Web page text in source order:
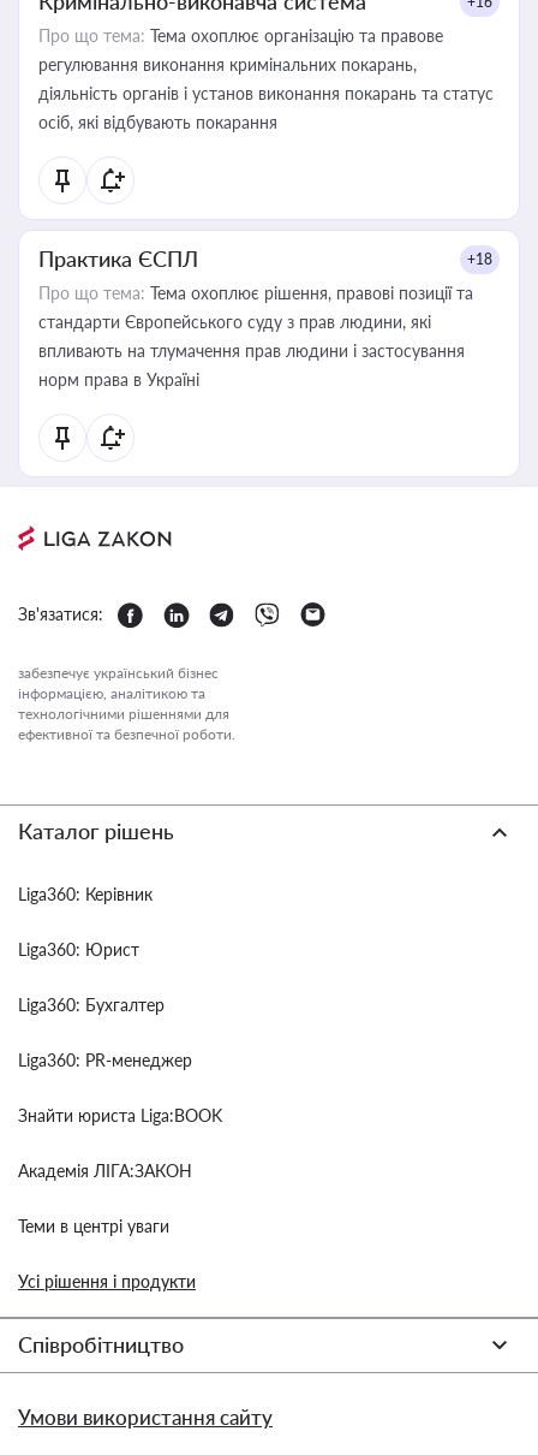
Про що тема: Тема охоплює організацію та правове
регулювання виконання кримінальних покарань,
діяльність органів і установ виконання покарань та статус
осіб, які відбувають покарання
Практика ЄСПЛ +18
Про що тема: Тема охоплює рішення, правові позиції та
стандарти Європейського суду з прав людини, які
впливають на тлумачення прав людини і застосування
норм права в Україні
Зв'язатися:
забезпечує український бізнес
інформацією, аналітикою та
технологічними рішеннями для
ефективної та безпечної роботи.
Каталог рішень
Liga360: Керівник
Liga360: Юрист
Liga360: Бухгалтер
Liga360: PR-менеджер
Знайти юриста Liga:BOOK
Академія ЛІГА:ЗАКОН
Теми в центрі уваги
Усі рішення і продукти
Співробітництво
Умови використання сайту